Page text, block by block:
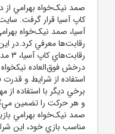
صمد نيک‌خواه بهرامي از
کاپ آسيا قرار گرفت.
آسيا، صمد نيک‌خواه
درخش فوق‌العاده
استفاده از شرايط و
برخي ديگر با استفاده
و هر حرکت را تضمين
صمد نيک‌خواه بهرامي
مناسب بازي خود، اين